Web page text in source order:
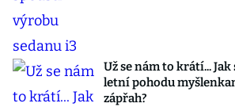
Už se nám to krátí...
letní pohodu
zápřah?